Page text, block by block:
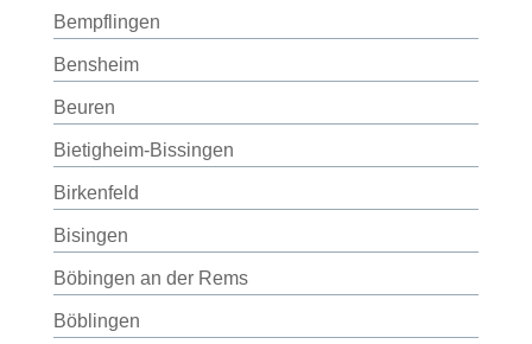
Bempflingen
Bensheim
Beuren
Bietigheim-Bissingen
Birkenfeld
Bisingen
Böbingen an der Rems
Böblingen